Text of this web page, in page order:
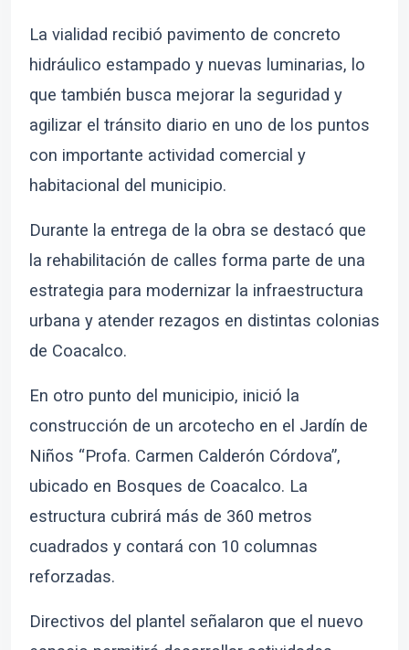
La vialidad recibió pavimento de concreto
hidráulico estampado y nuevas luminarias, lo
que también busca mejorar la seguridad y
agilizar el tránsito diario en uno de los puntos
con importante actividad comercial y
habitacional del municipio.
Durante la entrega de la obra se destacó que
la rehabilitación de calles forma parte de una
estrategia para modernizar la infraestructura
urbana y atender rezagos en distintas colonias
de Coacalco.
En otro punto del municipio, inició la
construcción de un arcotecho en el Jardín de
Niños “Profa. Carmen Calderón Córdova”,
ubicado en Bosques de Coacalco. La
estructura cubrirá más de 360 metros
cuadrados y contará con 10 columnas
reforzadas.
Directivos del plantel señalaron que el nuevo